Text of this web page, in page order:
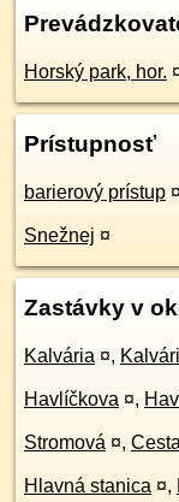
Horský park, hor.
Prístupnosť
barierový prístup ¤
Snežnej ¤
Zastávky v
Kalvária ¤,
Havlíčkova ¤,
Stromová ¤,
Hlavná stanica ¤,